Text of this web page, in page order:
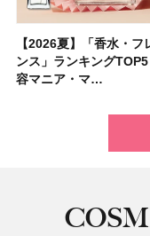
【2026夏】「香水・フ
ンス」ランキング
容マニア・マ…
【クリスマスコフレ
リニークのホリデーコ
挙紹介！ 人気…
【2026年夏】汗・皮脂
ファンデーション20選
でも崩れない…
【2026夏】「リップケ
ンキングTOP5！＜美
集団・マキア…
【2026夏】「インナー
サプリ」ランキング
美容マニア集…
【最新】髪のうねり・
くせ毛におすすめのシ
17選
【フォロー＆いいねで
中国割烹旅館 掬水亭の
を1組2名様にプ…
【全色レビュー】ケイ
ウブラウンアイズ限定
イエベ・ブルベ別…